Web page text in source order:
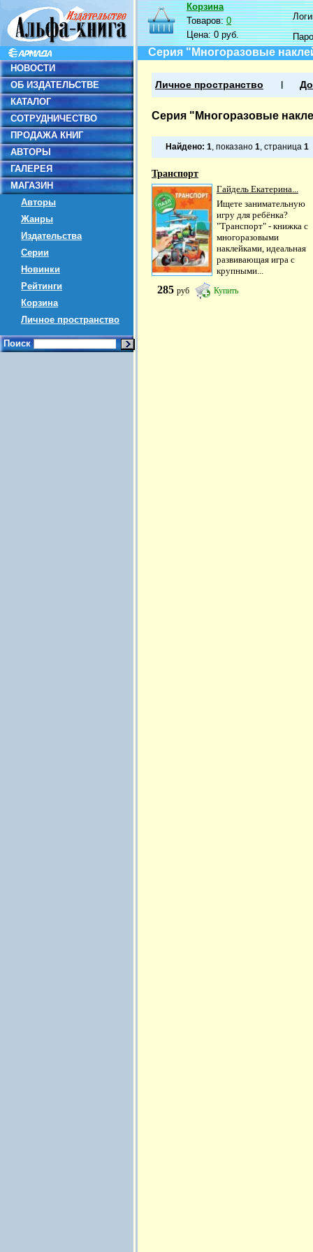
НОВОСТИ
ОБ ИЗДАТЕЛЬСТВЕ
КАТАЛОГ
СОТРУДНИЧЕСТВО
ПРОДАЖА КНИГ
АВТОРЫ
ГАЛЕРЕЯ
МАГАЗИН
Авторы
Жанры
Издательства
Серии
Новинки
Рейтинги
Корзина
Личное пространство
Поиск
Корзина
Товаров:0
Цена:0 руб.
Серия "Многоразовые
Личное пространство
Серия "Многоразовые
Найдено: 1, показано 1, страница 1
Транспорт
Гайдель Екатерина...
Ищете занимательную
игру для ребёнка?
"Транспорт" - книжка с
многоразовыми
наклейками, идеальная
развивающая игра с
крупными...
285 руб Купить